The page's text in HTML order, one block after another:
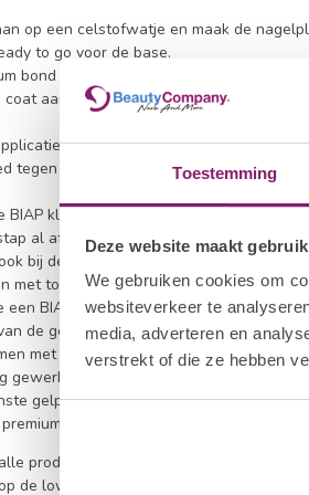
Toestemming
Deze website maakt
We gebruiken cookies om
websiteverkeer te
media, adverteren en
verstrekt of die ze hebben
op een celstofwatje en maak de
to go voor de base.
bond aan. Uitharden in de LED voor 15
aan. Dit kan met de polkadots BIAP
raak nooit de huid aan en werk
tegen de nagelplaat voor een beste
BIAP kleur aan. Vermijd altijd aanraking
al afwerken met de premium top
bij deze stap de plaklaag verwijderen
met topcoat.
een BIAP full color behandeling
de gelpolish kleur. Dit is zeer
met gelpolish om verkleuringen te
gewerkt worden)
gelpolish of colorgel aan. Uitharden
topcoat voor ultieme glans.
producten uit te harden met een goede
de low heat stand. Zo garanderen wij